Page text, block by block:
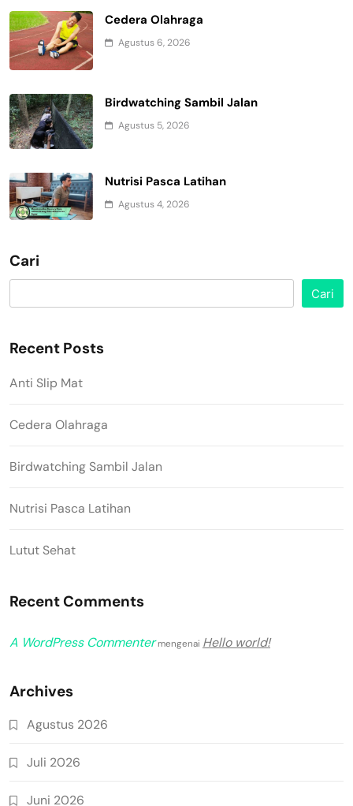
Cedera Olahraga
Agustus 6, 2026
Birdwatching Sambil Jalan
Agustus 5, 2026
Nutrisi Pasca Latihan
Agustus 4, 2026
Cari
Cari
Recent Posts
Anti Slip Mat
Cedera Olahraga
Birdwatching Sambil Jalan
Nutrisi Pasca Latihan
Lutut Sehat
Recent Comments
A WordPress Commentermengenai Hello world!
Archives
Agustus 2026
Juli 2026
Juni 2026